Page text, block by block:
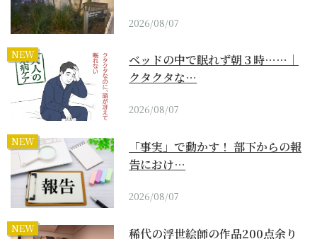
2026/08/07
NEW
ベッドの中で眠れず朝３時……｜
クタクタな…
2026/08/07
NEW
「事実」で動かす！ 部下からの報
告におけ…
2026/08/07
NEW
稀代の浮世絵師の作品200点余り